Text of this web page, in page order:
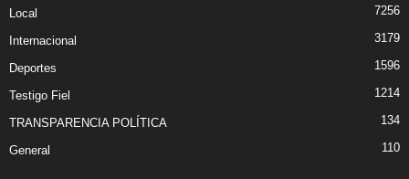
Local 7256
Internacional 3179
Deportes 1596
Testigo Fiel 1214
TRANSPARENCIA POLÍTICA 134
General 110